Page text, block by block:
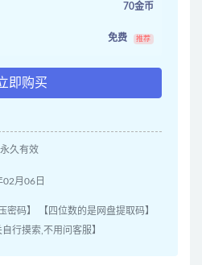
70金币
免费 推荐
即购买
久有效
02月06日
密码】 【四位数的是网盘提取码】
行摸索,不用问客服】